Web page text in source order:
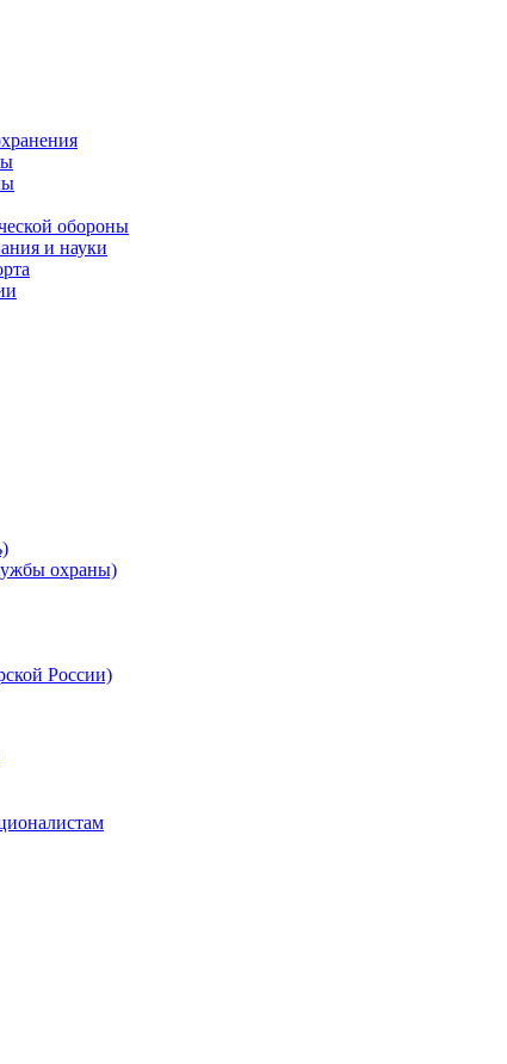
обороны
и науки
охраны)
России)